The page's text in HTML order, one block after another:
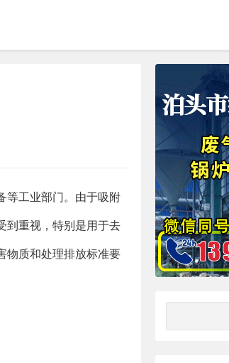
等工业部门。由于吸附
到重视，特别是用于去
物质和处理排放标准要